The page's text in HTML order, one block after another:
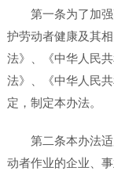
第一条为了加
护劳动者健康及其
法》、《中华人民
法》、《中华人民
定，制定本办法。
第二条本办法
动者作业的企业、